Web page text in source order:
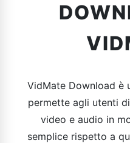
VidMate Download è
permette agli utenti
video e audio in
semplice rispetto a